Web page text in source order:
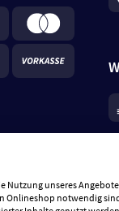
*
Nutzung unseres
Onlineshop notwendig